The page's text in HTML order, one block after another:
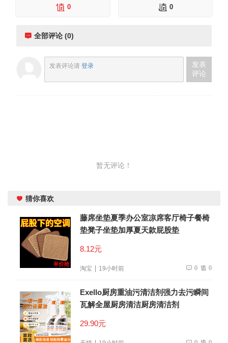
0 0
全部评论 (0)
发表评论请 登录
发表
评论
暂无评论！
猜你喜欢
藤席坐垫夏季办公室凉席客厅椅子餐椅
垫凳子坐垫加厚夏天款屁股垫
8.12元
淘宝 19小时前 0 0
Exello厨房重油污清洁剂强力去污瞬间
瓦解全屋厨房清洁厨房清洁剂
29.90元